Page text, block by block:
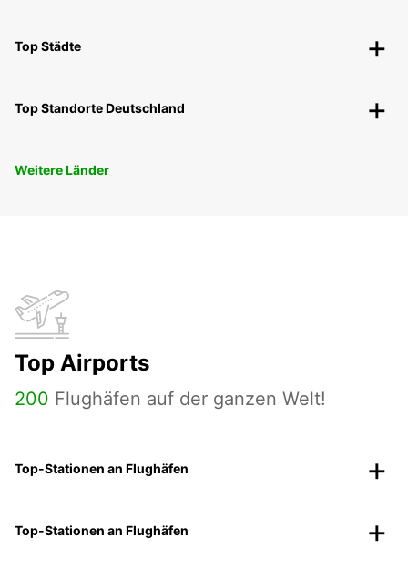
Top Städte
Top Standorte Deutschland
Weitere Länder
Top Airports
200 Flughäfen auf der ganzen Welt!
Top-Stationen an Flughäfen
Top-Stationen an Flughäfen